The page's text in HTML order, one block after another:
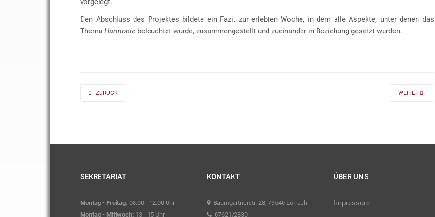
Den Abschluss des Projektes bildete ein Fazit zur erlebten Woche, in dem alle Aspekte, unter denen das
ThemaHarmonie beleuchtet wurde, zusammengestellt und zueinander in Beziehung gesetzt wurden.
PREVIOUS ARTICLE: AD FONTES 2019/20 „MASS“ FÜR DIE KLASSEN 7 UND 8
ZURÜCK NEXT
WEITER
SEKRETARIAT
Montag - Freitag: 08:00 - 12:00 Uhr
Montag - Mittwoch: 13 - 15 Uhr
KONTAKT
Baumgartnerstr. 28, 79540 Lörrach
07621/2830
ÜBER UNS
Impressum